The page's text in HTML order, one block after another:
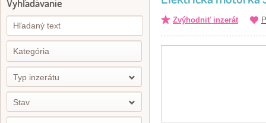
Vyhľadávanie
Typ inzerátu
Stav
Zvýhodniť inzerát